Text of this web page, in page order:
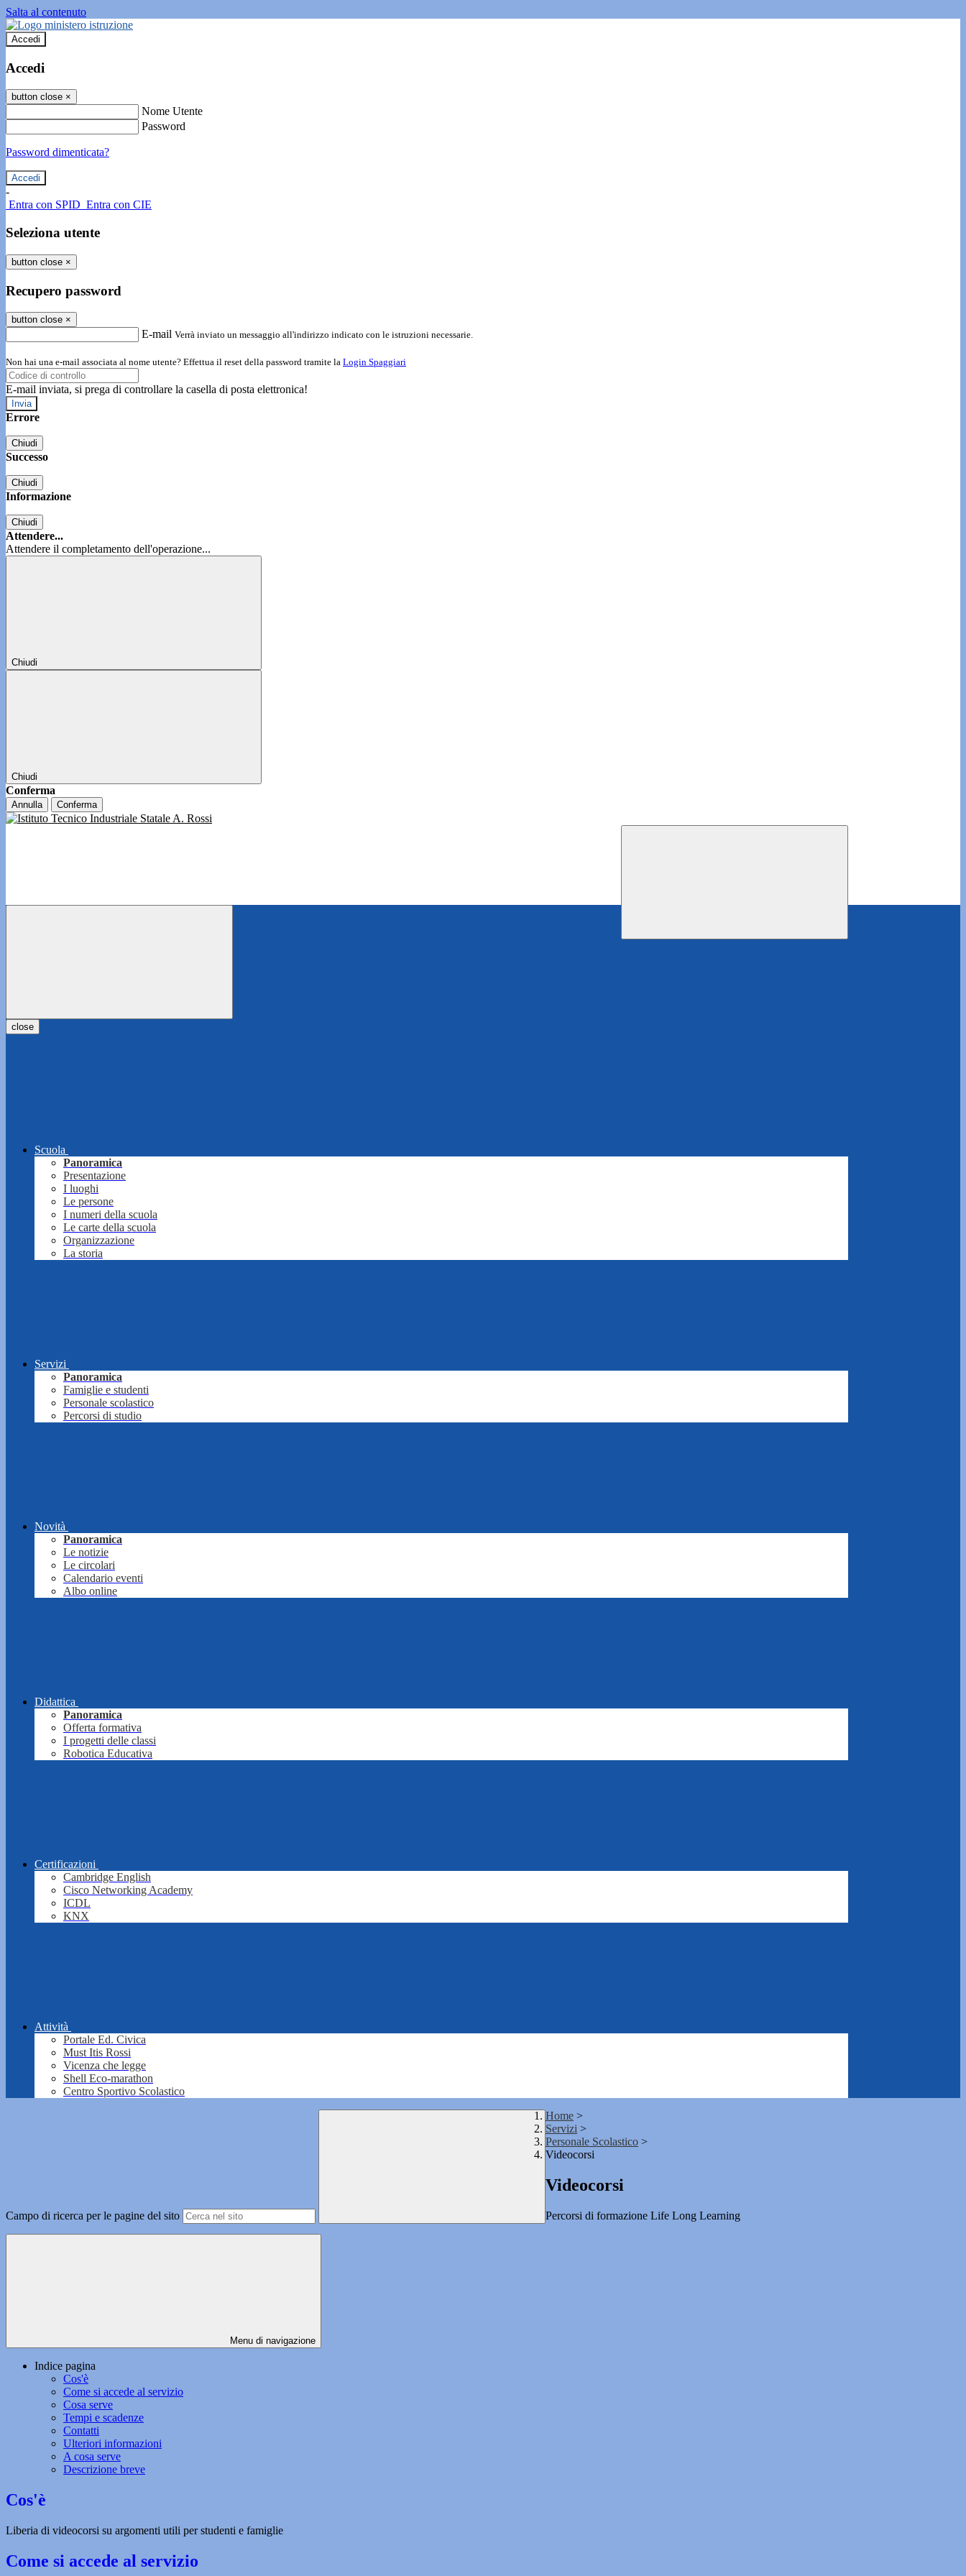
Salta al contenuto
Accedi
Accedi
button close ×
Nome Utente
Password
Password dimenticata?
-
Entra con SPID Entra con CIE
Seleziona utente
button close ×
Recupero password
button close ×
E-mail Verrà inviato un messaggio all'indirizzo indicato con le istruzioni necessarie.
Non hai una e-mail associata al nome utente? Effettua il reset della password tramite la Login Spaggiari
E-mail inviata, si prega di controllare la casella di posta elettronica!
Errore
Chiudi
Successo
Chiudi
Informazione
Chiudi
Attendere...
Attendere il completamento dell'operazione...
Chiudi
Chiudi
Conferma
Annulla Conferma
close
Scuola
Panoramica
Presentazione
I luoghi
Le persone
I numeri della scuola
Le carte della scuola
Organizzazione
La storia
Servizi
Panoramica
Famiglie e studenti
Personale scolastico
Percorsi di studio
Novità
Panoramica
Le notizie
Le circolari
Calendario eventi
Albo online
Didattica
Panoramica
Offerta formativa
I progetti delle classi
Robotica Educativa
Certificazioni
Cambridge English
Cisco Networking Academy
ICDL
KNX
Attività
Portale Ed. Civica
Must Itis Rossi
Vicenza che legge
Shell Eco-marathon
Centro Sportivo Scolastico
Campo di ricerca per le pagine del sito
Home >
Servizi >
Personale Scolastico >
Videocorsi
Videocorsi
Percorsi di formazione Life Long Learning
Menu di navigazione
Indice pagina
Cos'è
Come si accede al servizio
Cosa serve
Tempi e scadenze
Contatti
Ulteriori informazioni
A cosa serve
Descrizione breve
Cos'è
Liberia di videocorsi su argomenti utili per studenti e famiglie
Come si accede al servizio